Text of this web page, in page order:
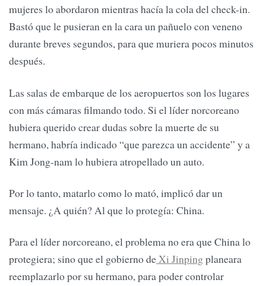
mujeres lo abordaron mientras hacía la cola del check-in.
Bastó que le pusieran en la cara un pañuelo con veneno
durante breves segundos, para que muriera pocos minutos
después.
Las salas de embarque de los aeropuertos son los lugares
con más cámaras filmando todo. Si el líder norcoreano
hubiera querido crear dudas sobre la muerte de su
hermano, habría indicado “que parezca un accidente” y a
Kim Jong-nam lo hubiera atropellado un auto.
Por lo tanto, matarlo como lo mató, implicó dar un
mensaje. ¿A quién? Al que lo protegía: China.
Para el líder norcoreano, el problema no era que China lo
protegiera; sino que el gobierno deXi Jinpingplaneara
reemplazarlo por su hermano, para poder controlar